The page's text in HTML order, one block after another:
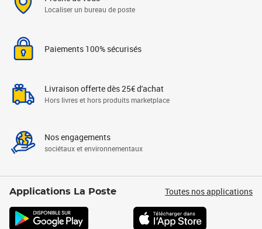
Localiser un bureau de poste
Paiements 100% sécurisés
Livraison offerte dès 25€ d'achat
Hors livres et hors produits marketplace
Nos engagements
sociétaux et environnementaux
Applications La Poste Toutes nos applications